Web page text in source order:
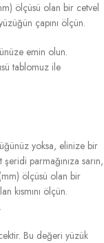
ölçüsü olan bir cetvel
çapını ölçün.
emin olun.
tablomuz ile
yoksa, elinize bir
parmağınıza sarın,
ölçüsü olan bir
kısmını ölçün.
Bu değeri yüzük